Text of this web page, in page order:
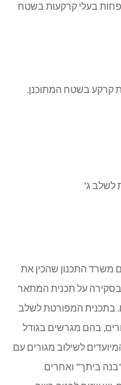
נחאס בשם 12 משפחות בעלי קרקעות בשטח
בשטח המתוכנן.
משרד התכנון שהכין את
על תכנית המתאר
בתכנית המפורטת לשלב
בהם מגרשים בגודל
בגודל 750 ממ"ר המיועדים לשילוב מגורים עם
ביתך" ואחרים